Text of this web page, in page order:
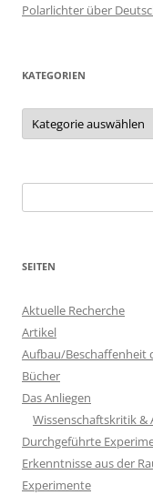
Polarlichter über
KATEGORIEN
Kategorien
nach:
SEITEN
Aktuelle Recherche
Artikel
Aufbau/Beschaffenheit
Bücher
Das Anliegen
Wissenschaftskritik &
Durchgeführte
Erkenntnisse aus der
Experimente